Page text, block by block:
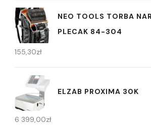
NEO TOOLS TORBA
PLECAK 84-304
155,30zł
ELZAB PROXIMA 30K
6 399,00zł